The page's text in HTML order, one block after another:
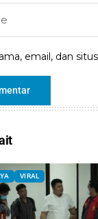
email, dan
VIRAL